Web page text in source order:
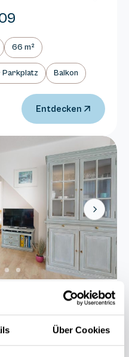
Über Cookies
66 m²
Balkon
Entdecken
Next